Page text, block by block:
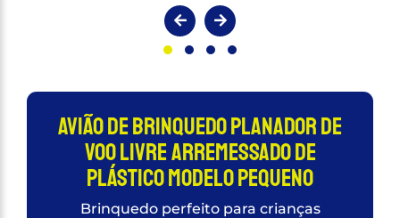
Avião de brinquedo Planador De
Voo Livre Arremessado De
Plástico modelo Pequeno
Brinquedo perfeito para crianças